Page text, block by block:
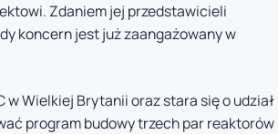
Zdaniem jej przedstawicieli
koncern jest już zaangażowany w
Wielkiej Brytanii oraz stara się o udział
program budowy trzech par reaktorów